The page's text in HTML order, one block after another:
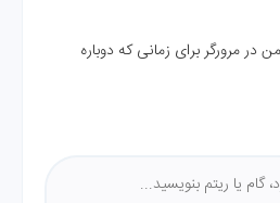
در مرورگر برای زمانی که دوباره